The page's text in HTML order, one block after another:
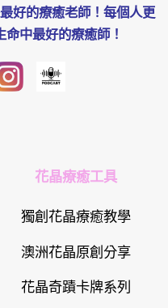
好的療癒老師！每個人更
中最好的療癒師！
花晶療癒工具
獨創花晶療癒教學
澳洲花晶原創分享
花晶奇蹟卡牌系列